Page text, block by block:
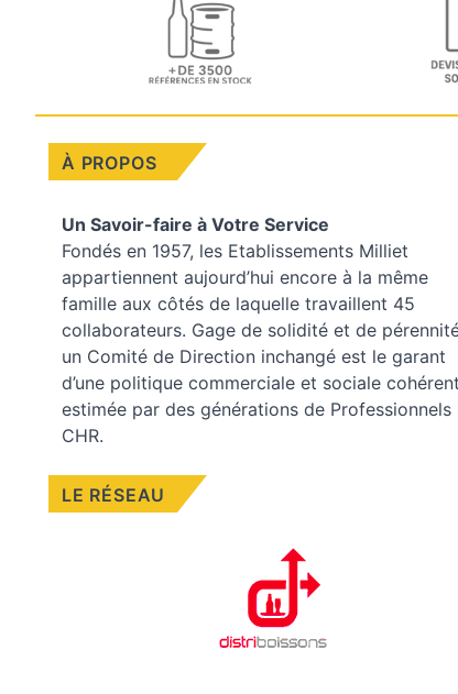
À PROPOS
Un Savoir-faire à Votre Service
Fondés en 1957, les Etablissements Milliet
appartiennent aujourd’hui encore à la même
famille aux côtés de laquelle travaillent 45
collaborateurs. Gage de solidité et de
un Comité de Direction inchangé est le garant
d’une politique commerciale et sociale
estimée par des générations de Professionnels
CHR.
LE RÉSEAU